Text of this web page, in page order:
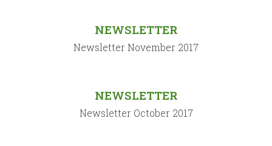
NEWSLETTER
Newsletter November 2017
NEWSLETTER
Newsletter October 2017